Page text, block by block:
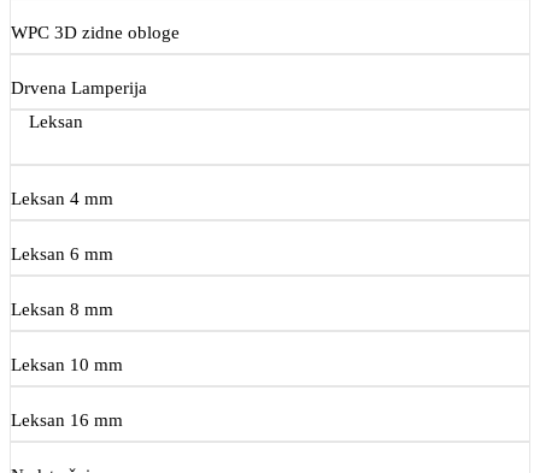
WPC 3D zidne obloge
Drvena Lamperija
Leksan
Leksan 4 mm
Leksan 6 mm
Leksan 8 mm
Leksan 10 mm
Leksan 16 mm